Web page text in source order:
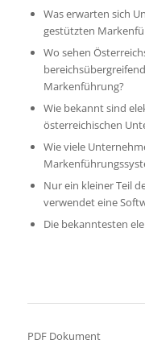
Was erwarten sich
gestützten
Wo sehen
Markenführung?
Wie bekannt sind
österreichischen
Wie viele
Nur ein kleiner Teil
verwendet eine
Die bekanntesten
PDF Dokument